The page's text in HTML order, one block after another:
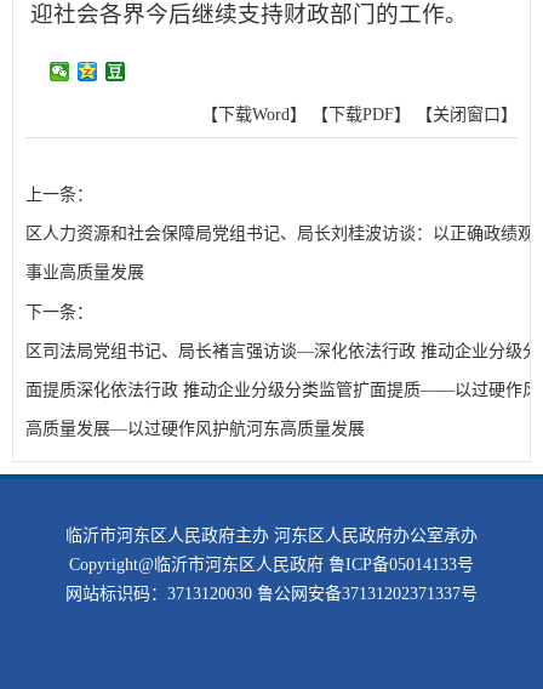
迎社会各界今后继续支持财政部门的工作。
【下载Word】 【下载PDF】 【关闭窗口】
上一条：
区人力资源和社会保障局党组书记、局长刘桂波访谈：以正确政绩观
事业高质量发展
下一条：
区司法局党组书记、局长褚言强访谈—深化依法行政 推动企业分级
面提质深化依法行政 推动企业分级分类监管扩面提质——以过硬作风
高质量发展—以过硬作风护航河东高质量发展
临沂市河东区人民政府主办 河东区人民政府办公室承办
Copyright@临沂市河东区人民政府 鲁ICP备05014133号
网站标识码：3713120030 鲁公网安备37131202371337号